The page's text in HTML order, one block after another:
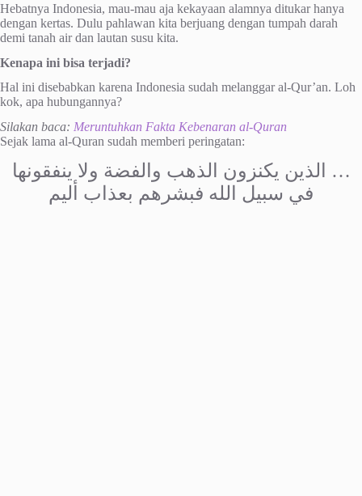
Hebatnya Indonesia, mau-mau aja kekayaan alamnya ditukar hanya
dengan kertas. Dulu pahlawan kita berjuang dengan tumpah darah
demi tanah air dan lautan susu kita.
Kenapa ini bisa terjadi?
Hal ini disebabkan karena Indonesia sudah melanggar al-Qur’an. Loh
kok, apa hubungannya?
Silakan baca: Meruntuhkan Fakta Kebenaran al-Quran
Sejak lama al-Quran sudah memberi peringatan:
… الذين يكنزون الذهب والفضة ولا ينفقونها
في سبيل الله فبشرهم بعذاب أليم